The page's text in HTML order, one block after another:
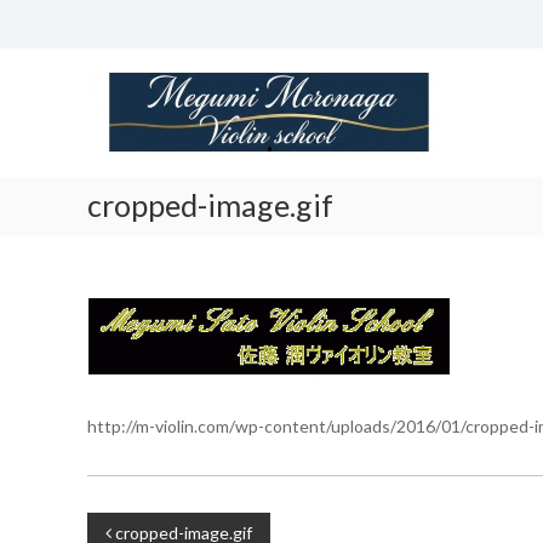
諸
潤
イ
ン
教
室
Moronaga
Class
cropped-image.gif
http://m-violin.com/wp-content/uploads/2016/01/cropped-
投cropped-image.gif